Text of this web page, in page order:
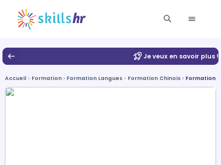
Je veux en savoir plus !
Accueil Formation Formation Langues Formation Chinois Formation